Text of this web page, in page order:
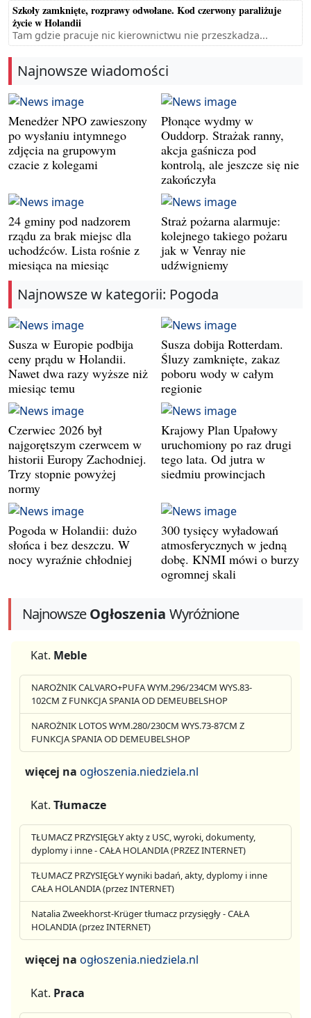
Szkoły zamknięte, rozprawy odwołane. Kod czerwony paraliżuje
życie w Holandii
Tam gdzie pracuje nic kierownictwu nie przeszkadza...
Najnowsze wiadomości
Menedżer NPO zawieszony
po wysłaniu intymnego
zdjęcia na grupowym
czacie z kolegami
Płonące wydmy w
Ouddorp. Strażak ranny,
akcja gaśnicza pod
kontrolą, ale jeszcze się nie
zakończyła
24 gminy pod nadzorem
rządu za brak miejsc dla
uchodźców. Lista rośnie z
miesiąca na miesiąc
Straż pożarna alarmuje:
kolejnego takiego pożaru
jak w Venray nie
udźwigniemy
Najnowsze w kategorii: Pogoda
Susza w Europie podbija
ceny prądu w Holandii.
Nawet dwa razy wyższe niż
miesiąc temu
Susza dobija Rotterdam.
Śluzy zamknięte, zakaz
poboru wody w całym
regionie
Czerwiec 2026 był
najgorętszym czerwcem w
historii Europy Zachodniej.
Trzy stopnie powyżej
normy
Krajowy Plan Upałowy
uruchomiony po raz drugi
tego lata. Od jutra w
siedmiu prowincjach
Pogoda w Holandii: dużo
słońca i bez deszczu. W
nocy wyraźnie chłodniej
300 tysięcy wyładowań
atmosferycznych w jedną
dobę. KNMI mówi o burzy
ogromnej skali
NajnowszeOgłoszenia Wyróżnione
Kat. Meble
NAROŻNIK CALVARO+PUFA WYM.296/234CM WYS.83-
102CM Z FUNKCJA SPANIA OD DEMEUBELSHOP
NAROŻNIK LOTOS WYM.280/230CM WYS.73-87CM Z
FUNKCJA SPANIA OD DEMEUBELSHOP
więcej na ogłoszenia.niedziela.nl
Kat. Tłumacze
TŁUMACZ PRZYSIĘGŁY akty z USC, wyroki, dokumenty,
dyplomy i inne - CAŁA HOLANDIA (PRZEZ INTERNET)
TŁUMACZ PRZYSIĘGŁY wyniki badań, akty, dyplomy i inne
CAŁA HOLANDIA (przez INTERNET)
Natalia Zweekhorst-Krüger tłumacz przysięgły - CAŁA
HOLANDIA (przez INTERNET)
więcej na ogłoszenia.niedziela.nl
Kat. Praca